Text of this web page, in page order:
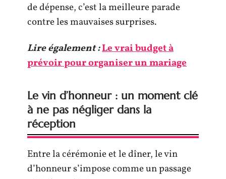
de dépense, c’est la meilleure parade
contre les mauvaises surprises.
Lire également :Le vrai budget à
prévoir pour organiser un mariage
Le vin d’honneur : un moment clé
à ne pas négliger dans la
réception
Entre la cérémonie et le dîner, le vin
d’honneur s’impose comme un passage